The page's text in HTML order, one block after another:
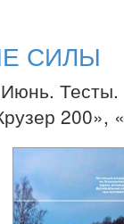
СИЛЫ
Тесты.